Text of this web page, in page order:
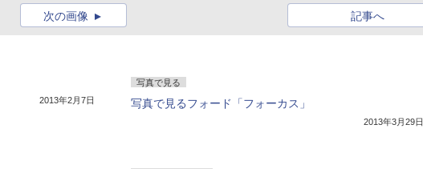
記事へ
次の画像
2013年2月7日
写真で見る
写真で見るフォード「フォーカス」
2013年3月29日